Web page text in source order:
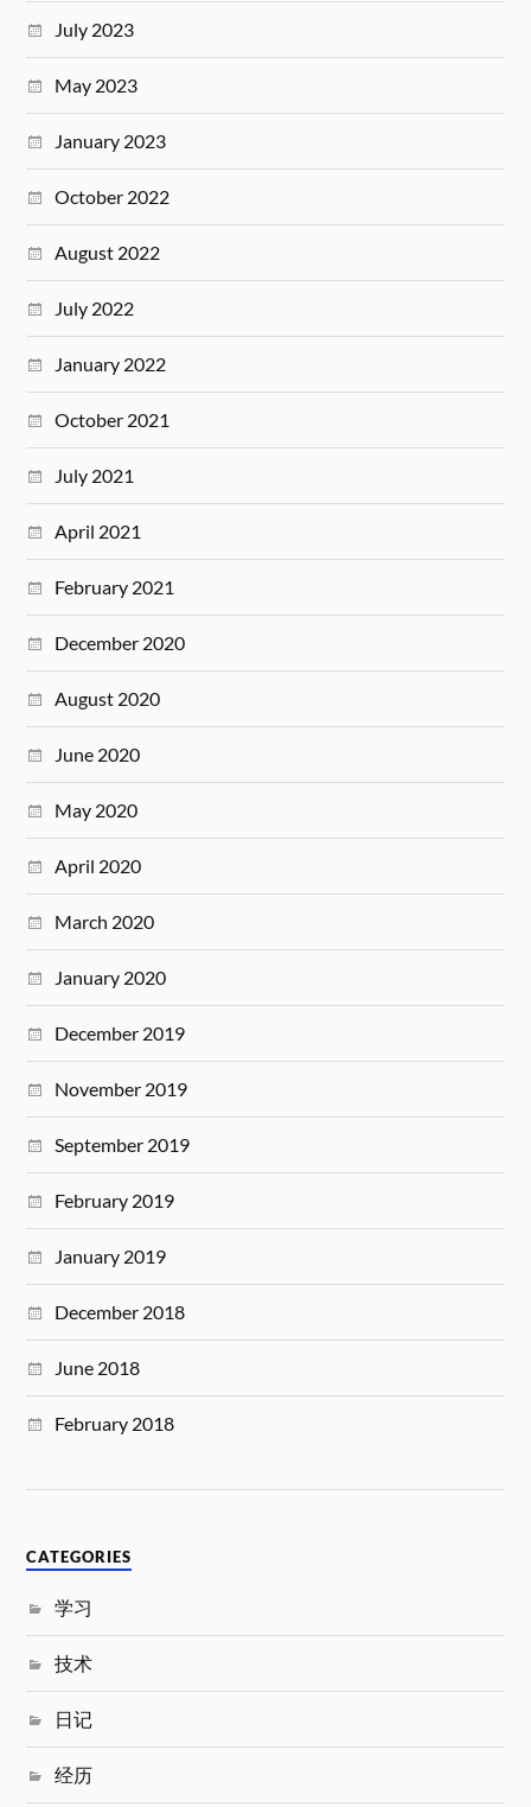
July 2023
May 2023
January 2023
October 2022
August 2022
July 2022
January 2022
October 2021
July 2021
April 2021
February 2021
December 2020
August 2020
June 2020
May 2020
April 2020
March 2020
January 2020
December 2019
November 2019
September 2019
February 2019
January 2019
December 2018
June 2018
February 2018
CATEGORIES
学习
技术
日记
经历